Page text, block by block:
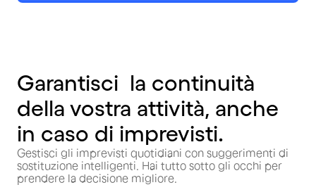
Garantisci la continuità
della vostra attività, anche
in caso di imprevisti.
Gestisci gli imprevisti quotidiani con suggerimenti di
sostituzione intelligenti. Hai tutto sotto gli occhi per
prendere la decisione migliore.